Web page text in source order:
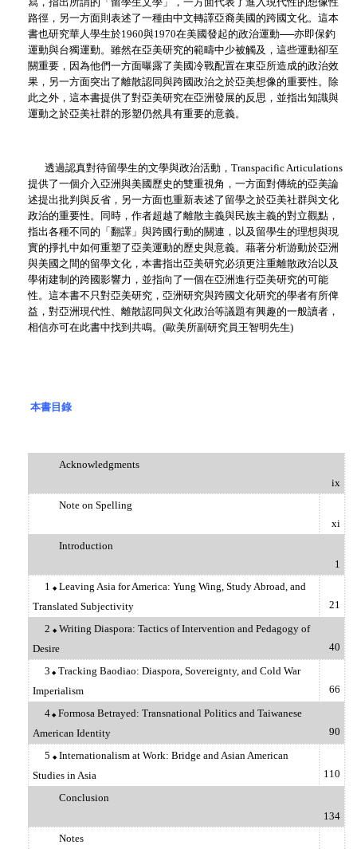
路徑，另一方面則表述了一種由中文轉譯亞裔美國的跨國文化。這本
書也研究華人學生於1960與1970在美國發起的政治運動──亦即保釣
運動與台獨運動。雖然在亞美研究的範疇中少被觸及，這些運動卻至
關重要，因為他們一方面曝露了美國冷戰配置在東亞所造成的政治效
果，另一方面突出了離散認同與跨國政治之於亞美想像的重要性。除
此之外，這本書提供了對亞美研究在亞洲發展的反思，並指出知識與
運動之於亞美社群的形塑仍然具有重要的意義。
透過認真對待留學生的文學與政治活動， Transpacific Articulations
提供了一個介入亞洲與美國歷史的雙重視角，一方面對傳統的亞美論
述提出批判與反省，另一方面也重新表述了留學之於亞美社群與文化
政治的重要性。同時，作者超越了離散主義與民族主義的對立觀點，
指出各種不同的「翻譯」與跨國行動的關連，以及留學生的理想與現
實的掙扎中如何重塑了亞美運動的歷史與意義。藉著分析游動於亞洲
與美國之間的留學文化，本書指出亞美研究必須更注重離散政治以及
學術建制的跨國影響力，並指向了一個在亞洲進行亞美研究的可能
性。這本書不只對亞美研究，亞洲研究與跨國文化研究的學者有所俾
益，對亞洲現代性、離散認同與文化政治等議題有興趣的一般讀者，
相信亦可在此書中找到共鳴。 (歐美所副研究員王智明先生)
本書目錄
Acknowledgments
ix
Note on Spelling
xi
Introduction
1
1
◆Leaving Asia for America: Yung Wing, Study Abroad, and
Translated Subjectivity
21
2 ◆Writing Diaspora: Tactics of Intervention and Pedagogy of
Desire
40
3 ◆Tracking Baodiao: Diaspora, Sovereignty, and Cold War
Imperialism
66
4◆Formosa Betrayed: Transnational Politics and Taiwanese
American Identity
90
5 ◆Internationalism at Work: Bridge and Asian American
Studies in Asia
110
Conclusion
134
Notes